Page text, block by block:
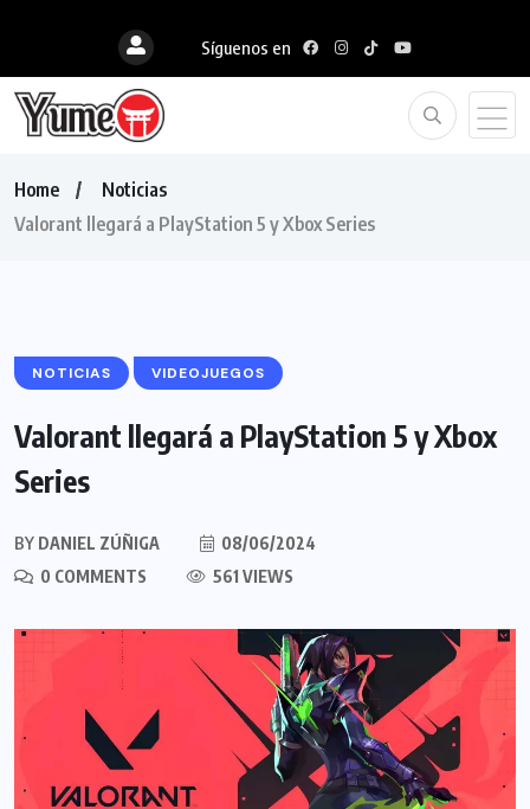
Síguenos en
Home
Noticias
Valorant llegará a PlayStation 5 y Xbox Series
NOTICIAS VIDEOJUEGOS
Valorant llegará a PlayStation 5 y Xbox
Series
BY DANIEL ZÚÑIGA
08/06/2024
0 COMMENTS
561 VIEWS